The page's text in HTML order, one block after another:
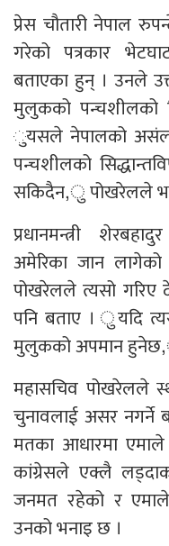
प्रेस चौतारी नेपाल
गरेको पत्रकार
बताएका हुन् । उनले
मुलुकको पन्चशीलको
ुयसले नेपालको असंलग्न
पन्चशीलको
सकिदैन,ु पोखरेलले
प्रधानमन्त्री
अमेरिका जान
पोखरेलले त्यसो गरिए
पनि बताए । ुयदि
मुलुकको अपमान
महासचिव पोखरेलले
चुनावलाई असर नगर्ने
मतका आधारमा
कांग्रेसले एक्लै
जनमत रहेको र
उनको भनाइ छ ।